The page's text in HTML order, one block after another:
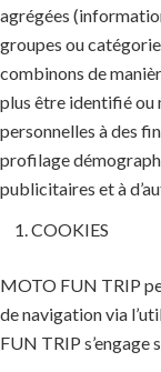
agrégées
groupes ou
combinons de
plus être identifié ou
personnelles à des
profilage
publicitaires et à
COOKIES
MOTO FUN TRIP
de navigation via
FUN TRIP s’engage